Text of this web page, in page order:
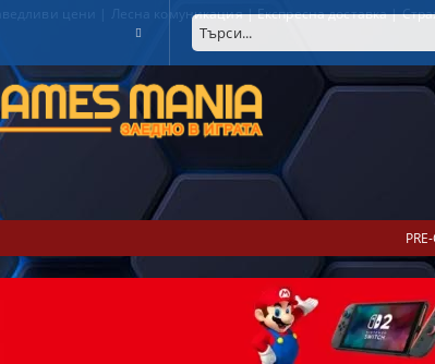
цени | Лесна комуникация | Експресна доставка |